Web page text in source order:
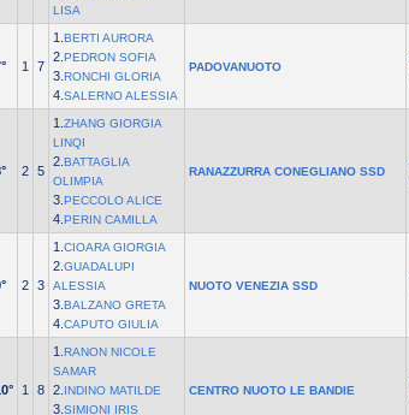
LISA
1 7
1. BERTI AURORA
2. PEDRON SOFIA
3. RONCHI GLORIA
4. SALERNO ALESSIA
PADOVANUOTO
2 5
1. ZHANG GIORGIA
LINQI
2. BATTAGLIA
OLIMPIA
3. PECCOLO ALICE
4. PERIN CAMILLA
RANAZZURRA CONEGLIANO SSD
2 3
1. CIOARA GIORGIA
2. GUADALUPI
ALESSIA
3. BALZANO GRETA
4. CAPUTO GIULIA
NUOTO VENEZIA SSD
1 8
1. RANON NICOLE
SAMAR
2. INDINO MATILDE
3. SIMIONI IRIS
CENTRO NUOTO LE BANDIE